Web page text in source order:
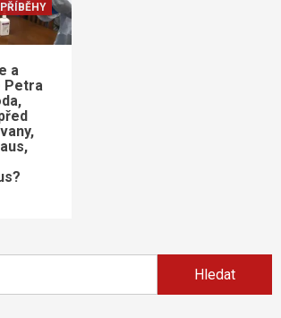
PŘÍBĚHY
a
Petra